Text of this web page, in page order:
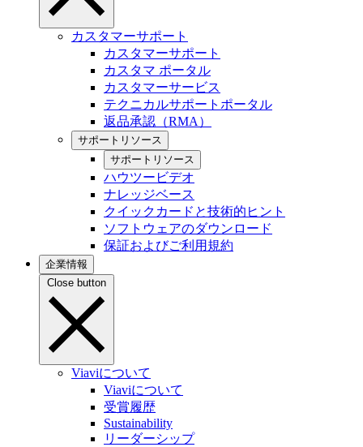
カスタマーサポート
カスタマーサポート
カスタマ ポータル
カスタマーサービス
テクニカルサポートポータル
返品承認（RMA）
サポートリソース
サポートリソース
ハウツービデオ
ナレッジベース
クイックカードと技術的ヒント
ソフトウェアのダウンロード
保証およびご利用規約
企業情報
Close button
Viaviについて
Viaviについて
受賞履歴
Sustainability
リーダーシップ